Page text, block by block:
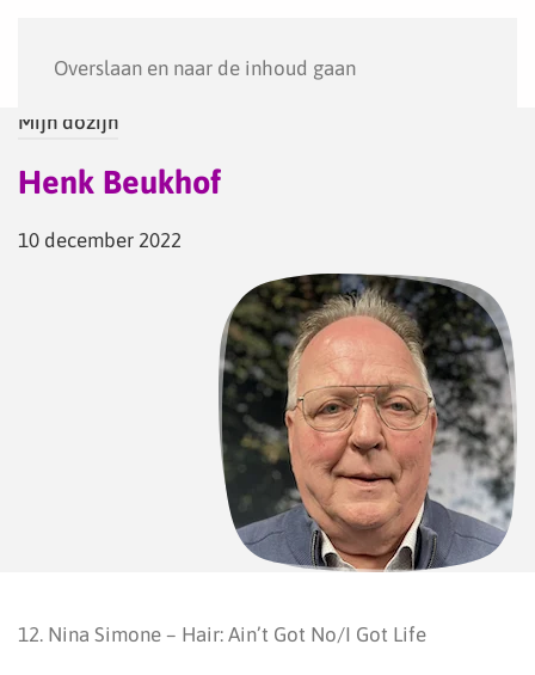
Overslaan en naar de inhoud gaan
Mijn dozijn
Henk Beukhof
10 december 2022
12. Nina Simone – Hair: Ain’t Got No/I Got Life